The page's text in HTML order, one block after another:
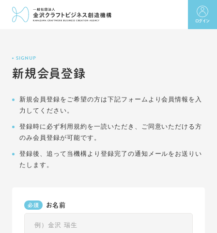
ログイン
新規会員登録
SIGNUP
新規会員登録をご希望の方は下記フォームより会員情報を入
力してください。
登録時に必ず利用規約を一読いただき、ご同意いただける方
のみ会員登録が可能です。
登録後、追って当機構より登録完了の通知メールをお送りい
たします。
お名前